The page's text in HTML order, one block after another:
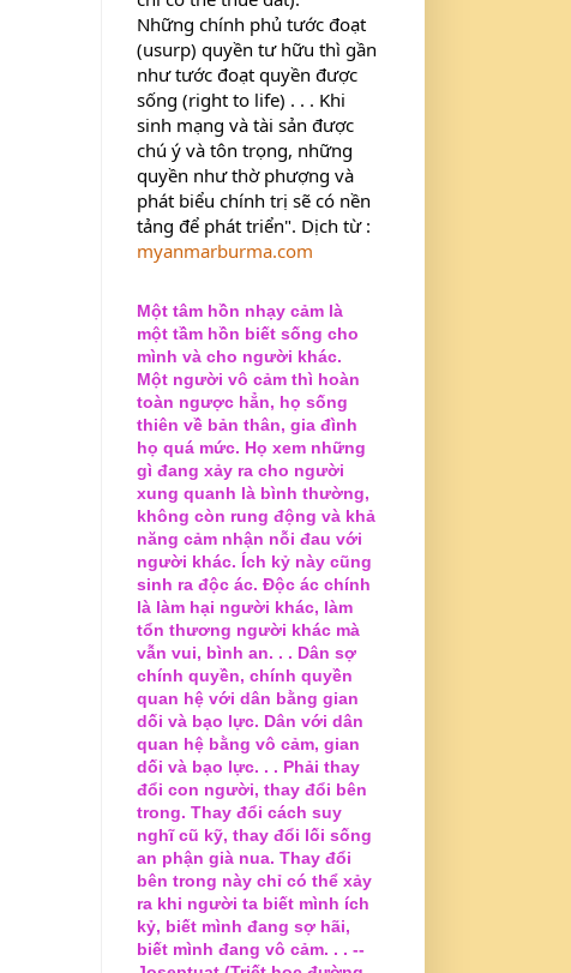
Những chính phủ tước đoạt
(usurp) quyền tư hữu thì gần
như tước đoạt quyền được
sống (right to life) . . . Khi
sinh mạng và tài sản được
chú ý và tôn trọng, những
quyền như thờ phượng và
phát biểu chính trị sẽ có nền
myanmarburma.com
Một tâm hồn nhạy cảm là
một tầm hồn biết sống cho
mình và cho người khác.
Một người vô cảm thì hoàn
toàn ngược hẳn, họ sống
thiên về bản thân, gia đình
họ quá mức. Họ xem những
gì đang xảy ra cho người
xung quanh là bình thường,
không còn rung động và khả
năng cảm nhận nỗi đau với
người khác. Ích kỷ này cũng
sinh ra độc ác. Độc ác chính
là làm hại người khác, làm
tổn thương người khác mà
vẫn vui, bình an. . . Dân sợ
chính quyền, chính quyền
quan hệ với dân bằng gian
dối và bạo lực. Dân với dân
quan hệ bằng vô cảm, gian
dối và bạo lực. . . Phải thay
đổi con người, thay đổi bên
trong. Thay đổi cách suy
nghĩ cũ kỹ, thay đổi lối sống
an phận già nua. Thay đổi
bên trong này chỉ có thể xảy
ra khi người ta biết mình ích
kỷ, biết mình đang sợ hãi,
biết mình đang vô cảm. . . --